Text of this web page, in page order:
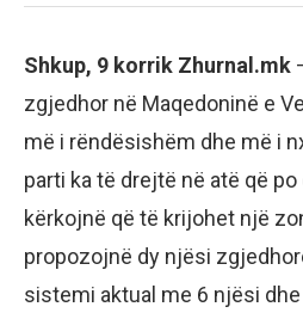
Shkup, 9 korrik Zhurnal.mk
zgjedhor në Maqedoninë e
më i rëndësishëm dhe më i
parti ka të drejtë në atë që po
kërkojnë që të krijohet një
propozojnë dy njësi
sistemi aktual me 6 njësi